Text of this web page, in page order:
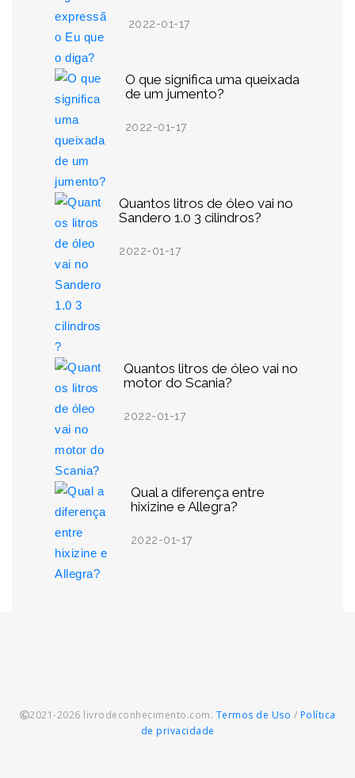
2022-01-17
O que significa uma queixada
de um jumento?
2022-01-17
Quantos litros de óleo vai no
Sandero 1.0 3 cilindros?
2022-01-17
Quantos litros de óleo vai no
motor do Scania?
2022-01-17
Qual a diferença entre
hixizine e Allegra?
2022-01-17
2021-2026 livrodeconhecimento.com. Termos de Uso / Política
de privacidade